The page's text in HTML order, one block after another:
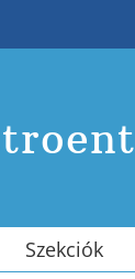
Szekciók